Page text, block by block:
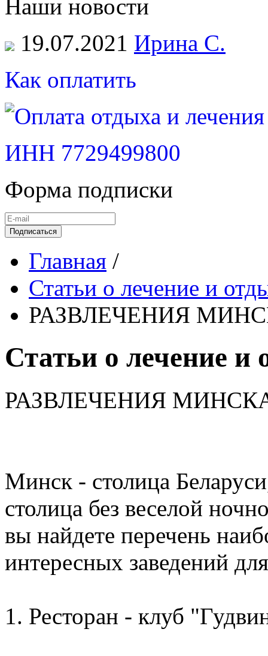
Наши новости
19.07.2021 Ирина С.
Как оплатить
ИНН 7729499800
Форма подписки
Подписаться
Главная /
Статьи о лечение и
РАЗВЛЕЧЕНИЯ
Статьи о лечение и
РАЗВЛЕЧЕНИЯ
Минск - столица
столица без веселой
вы найдете перечень
интересных заведений
1. Ресторан - клуб